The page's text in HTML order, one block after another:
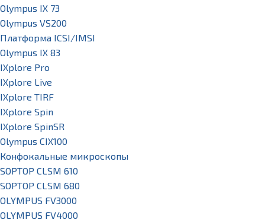
Olympus IX 73
Olympus VS200
Платформа ICSI/IMSI
Olympus IX 83
IXplore Pro
IXplore Live
IXplore TIRF
IXplore Spin
IXplore SpinSR
Olympus CIX100
Конфокальные микроскопы
SOPTOP CLSM 610
SOPTOP CLSM 680
OLYMPUS FV3000
OLYMPUS FV4000